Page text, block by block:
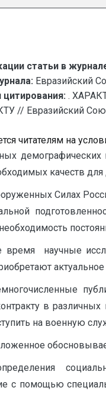
статьи в
Евразийский
.
// Евразийский
читателям на
демографических
качеств для
Силах
время научные
в
на военную
с помощью